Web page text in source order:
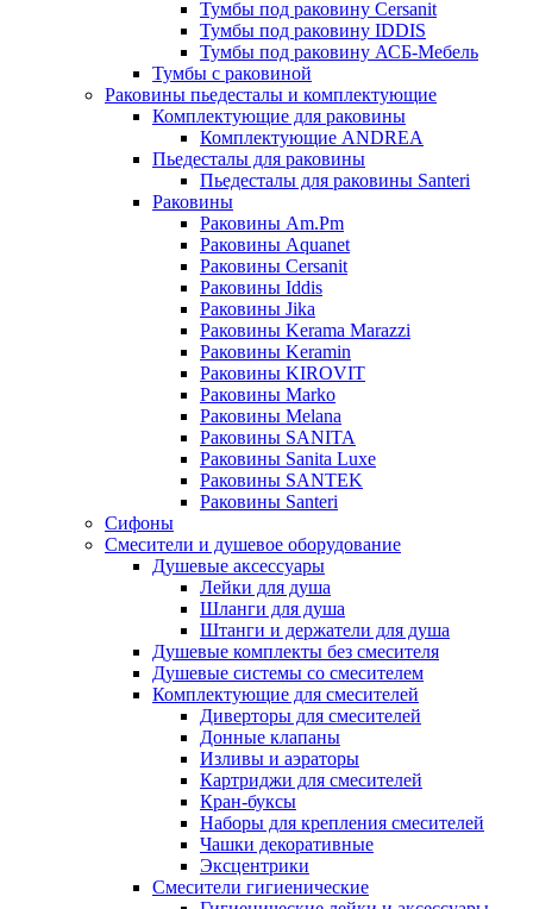
Тумбы под раковину Cersanit
Тумбы под раковину IDDIS
Тумбы под раковину АСБ-Мебель
Тумбы с раковиной
Раковины пьедесталы и комплектующие
Комплектующие для раковины
Комплектующие ANDREA
Пьедесталы для раковины
Пьедесталы для раковины Santeri
Раковины
Раковины Am.Pm
Раковины Aquanet
Раковины Cersanit
Раковины Iddis
Раковины Jika
Раковины Kerama Marazzi
Раковины Keramin
Раковины KIROVIT
Раковины Marko
Раковины Melana
Раковины SANITA
Раковины Sanita Luxe
Раковины SANTEK
Раковины Santeri
Сифоны
Смесители и душевое оборудование
Душевые аксессуары
Лейки для душа
Шланги для душа
Штанги и держатели для душа
Душевые комплекты без смесителя
Душевые системы со смесителем
Комплектующие для смесителей
Диверторы для смесителей
Донные клапаны
Изливы и аэраторы
Картриджи для смесителей
Кран-буксы
Наборы для крепления смесителей
Чашки декоративные
Эксцентрики
Смесители гигиенические